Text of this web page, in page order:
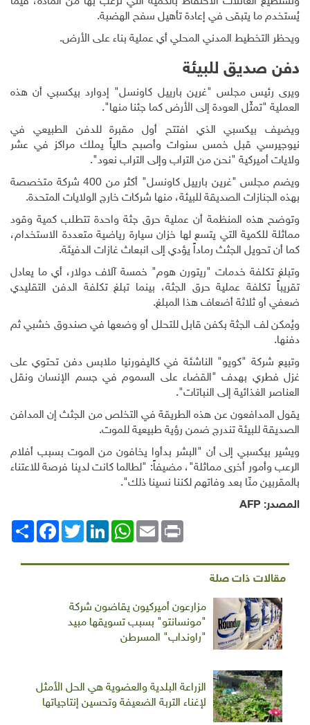
يُستخدم ما يتبقى في إعادة تأهيل سفح الهضبة.
ويحظر التخطيط المدني المحلي أي عملية بناء على الأرض.
دفن صديق للبيئة
ويرى رئيس مجلس "غرين بارييل كاونسل" إدوارد بيكسبي أن هذه
العملية "تمثّل العودة إلى الأرض كما جئنا منها".
ويضيف بيكسبي الذي افتتح أول مقبرة للدفن الطبيعي في
نيوجيرسي قبل خمس سنوات وأصبح حالياً يملك مراكز في عشر
ولايات أميركية "نحن من التراب وإلى التراب نعود".
ويضم مجلس "غرين بارييل كاونسل" أكثر من 400 شركة متخصصة
بهذه الجنازات الصديقة للبيئة، منها شركات خارج الولايات المتحدة.
وتوضح هذه المنظمة أن عملية حرق جثة واحدة تتطلب كمية وقود
مماثلة للكمية التي يتسع لها خزان سيارة رياضية متعددة الاستخدام،
كما أن تحويل الجثث رماداً يؤدي إلى انبعاث غازات الدفيئة.
وتبلغ تكلفة خدمات "ريتورن هوم" خمسة آلاف دولار، أي ما يعادل
تقريباً تكلفة عملية حرق الجثة، بينما تبلغ تكلفة الدفن التقليدي
ضعفي أو ثلاثة أضعاف هذا المبلغ.
ويُمكن لف الجثة بكفن قابل للتحلل أو وضعها في صندوق خشبي ثم
دفنها.
وتبيع شركة "كويو" الناشئة في كاليفورنيا ملابس دفن تحتوي على
غزل فطري بهدف "القضاء على السموم في جسم الإنسان ونقل
العناصر الغذائية إلى النباتات".
يقول المدافعون عن هذه الطريقة في التخلص من الجثث إن المدافن
الصديقة للبيئة تندرج ضمن رؤية طبيعية للموت.
ويشير بيكسبي إلى أن "البشر بدأوا يخافون من الموت بسبب أفلام
الرعب وأمور أخرى مماثلة"، مضيفاً: "لطالما كانت لدينا فرصة للاعتناء
بالمقربين منّا بعد وفاتهم لكننا نسينا ذلك".
المصدر: AFP
انشر
FacebookTwitterLinkedIn
WhatsAppEmail Print
مقالات ذات صلة
مزارعون أميركيون يقاضون شركة
"مونسانتو" بسبب تسويقها مبيد
"راونداب" المسرطن
الزراعة البلدية والعضوية هي الحل الأمثل
لإغناء التربة الضعيفة وتحسين إنتاجياتها